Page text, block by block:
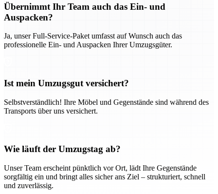
Übernimmt Ihr Team auch das Ein- und
Auspacken?
Ja, unser Full-Service-Paket umfasst auf Wunsch auch das
professionelle Ein- und Auspacken Ihrer Umzugsgüter.
Ist mein Umzugsgut versichert?
Selbstverständlich! Ihre Möbel und Gegenstände sind während des
Transports über uns versichert.
Wie läuft der Umzugstag ab?
Unser Team erscheint pünktlich vor Ort, lädt Ihre Gegenstände
sorgfältig ein und bringt alles sicher ans Ziel – strukturiert, schnell
und zuverlässig.